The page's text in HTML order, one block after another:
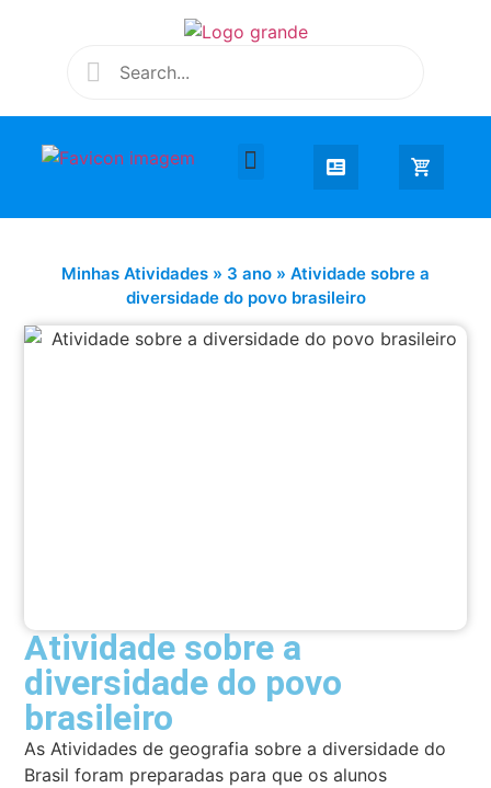
Minhas Atividades » 3 ano » Atividade sobre a
diversidade do povo brasileiro
Atividade sobre a
diversidade do povo
brasileiro
As Atividades de geografia sobre a diversidade do
Brasil foram preparadas para que os alunos